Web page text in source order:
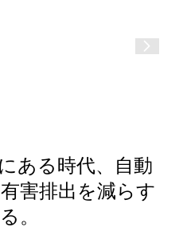
ある時代、自動
害排出を減らす
。